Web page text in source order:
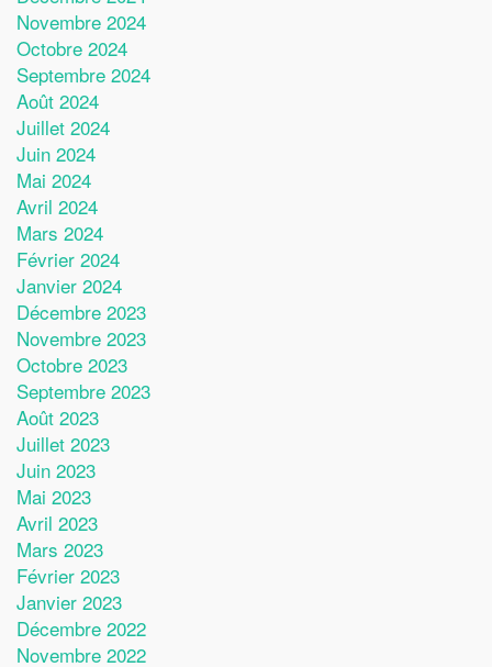
Novembre 2024
Octobre 2024
Septembre 2024
Août 2024
Juillet 2024
Juin 2024
Mai 2024
Avril 2024
Mars 2024
Février 2024
Janvier 2024
Décembre 2023
Novembre 2023
Octobre 2023
Septembre 2023
Août 2023
Juillet 2023
Juin 2023
Mai 2023
Avril 2023
Mars 2023
Février 2023
Janvier 2023
Décembre 2022
Novembre 2022